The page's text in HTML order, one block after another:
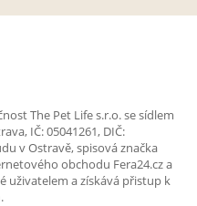
The Pet Life s.r.o. se sídlem
IČ: 05041261, DIČ:
v Ostravě, spisová značka
obchodu Fera24.cz a
uživatelem a získává přistup k